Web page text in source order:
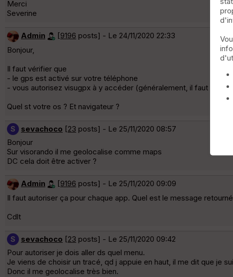
Merci
Severine
Admin [9196 posts] - Le 24/11/2020 22:33
Bonjour,
Il faut vérifier que
- le gps est activé sur votre téléphone
- vous autorisez visugpx à y accéder (généralement, il faut
Quel st votre os ? Et navigateur ?
S sevachoco [23 posts] - Le 25/11/2020 08:57
Bonjour
Sur visorando il me geolocalise comme maps
DC cela doit être activer ?
Admin [9196 posts] - Le 25/11/2020 09:09
Il faut autoriser ça pour chaque app. Quel est le message
Cdlt
S sevachoco [23 posts] - Le 25/11/2020 09:42
Pour autoriser je dois aller ds quel menu.
Je viens de choisir un tracé, qd j appuie en haut, il me dit que je
Donc il me geolocalise très bien.